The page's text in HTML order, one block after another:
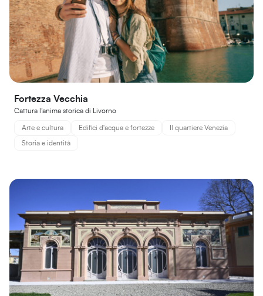
Fortezza Vecchia
Cattura l’anima storica di Livorno
Arte e cultura Edifici d'acqua e fortezze Il quartiere Venezia
Storia e identità